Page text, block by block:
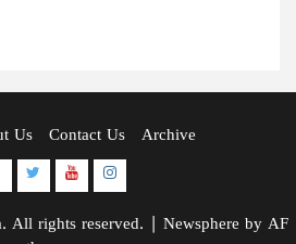
Us Contact Us Archive
TwitterYoutubeInstagram
All rights reserved. Newsphere by AF